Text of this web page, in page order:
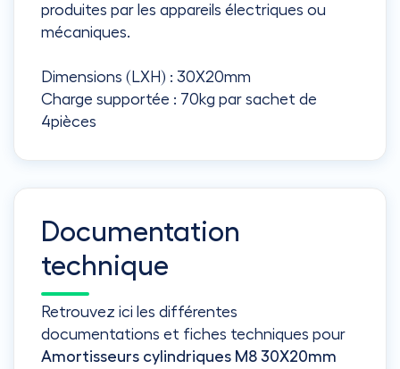
produites par les appareils électriques ou
mécaniques.
Dimensions (LXH) : 30X20mm
Charge supportée : 70kg par sachet de
4pièces
Documentation
technique
Retrouvez ici les différentes
documentations et fiches techniques pour
Amortisseurs cylindriques M8 30X20mm